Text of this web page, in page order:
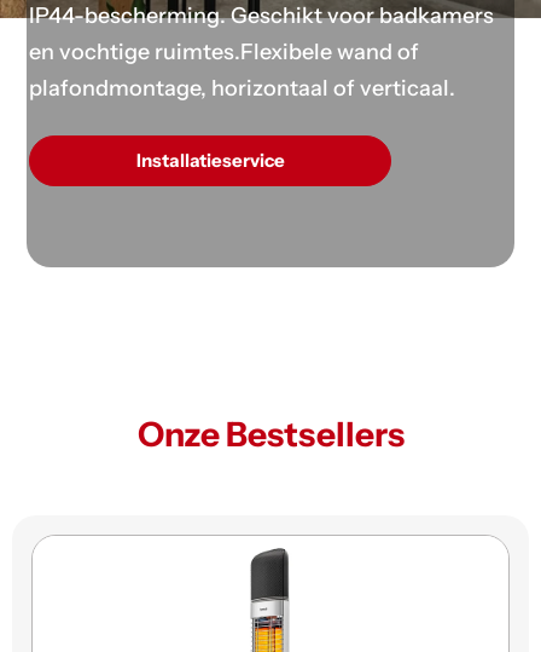
IP44-bescherming. Geschikt voor badkamers
en vochtige ruimtes.Flexibele wand of
plafondmontage, horizontaal of verticaal.
Installatieservice
Onze Bestsellers